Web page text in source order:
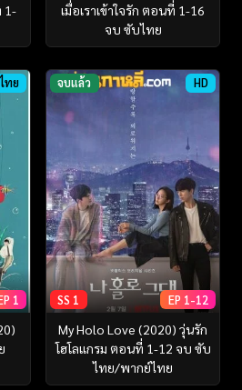
1-
เมื่อเราเข้าใจรัก ตอนที่ 1-16
จบ ซับไทย
ทย
1
จบแล้ว HD
SS 1 EP 1-12
My Holo Love (2020) วุ่นรัก
โฮโลแกรม ตอนที่ 1-12 จบ ซับ
ไทย/พากย์ไทย